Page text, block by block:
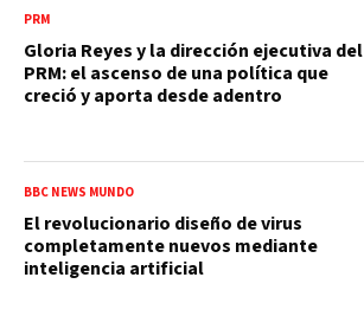
PRM
Gloria Reyes y la dirección ejecutiva del
PRM: el ascenso de una política que
creció y aporta desde adentro
BBC NEWS MUNDO
El revolucionario diseño de virus
completamente nuevos mediante
inteligencia artificial